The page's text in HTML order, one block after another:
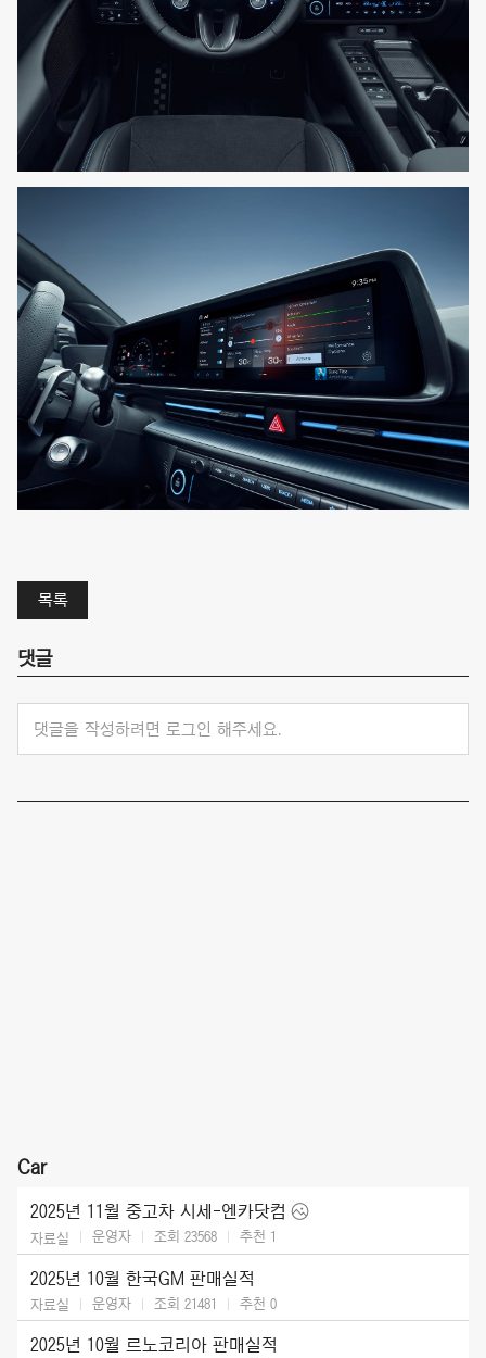
목록
댓글
댓글을 작성하려면 로그인 해주세요.
Car
2025년 11월 중고차 시세-엔카닷컴
자료실 운영자 조회 23568 추천 1
2025년 10월 한국GM 판매실적
자료실 운영자 조회 21481 추천 0
2025년 10월 르노코리아 판매실적